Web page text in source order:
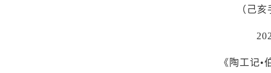
（己
《陶工记•